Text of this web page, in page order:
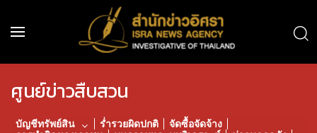
ศูนย์ข่าวสืบสวน
บัญชีทรัพย์สิน ร่ำรวยผิดปกติ
จัดซื้อจัดจ้าง